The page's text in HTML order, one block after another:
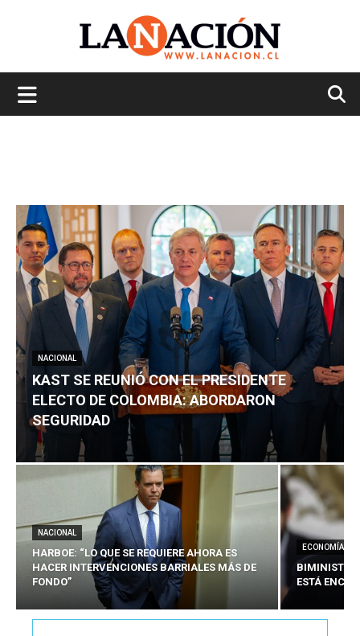
NACIONAL
KAST SE REUNIÓ CON EL PRESIDENTE
ELECTO DE COLOMBIA: ABORDARON
SEGURIDAD
NACIONAL
HARBOE: “LO QUE SE REQUIERE AHORA ES
HACER INTERVENCIONES BARRIALES MÁS DE
FONDO”
ECONOMÍA
BIMINISTRO
ESTÁ